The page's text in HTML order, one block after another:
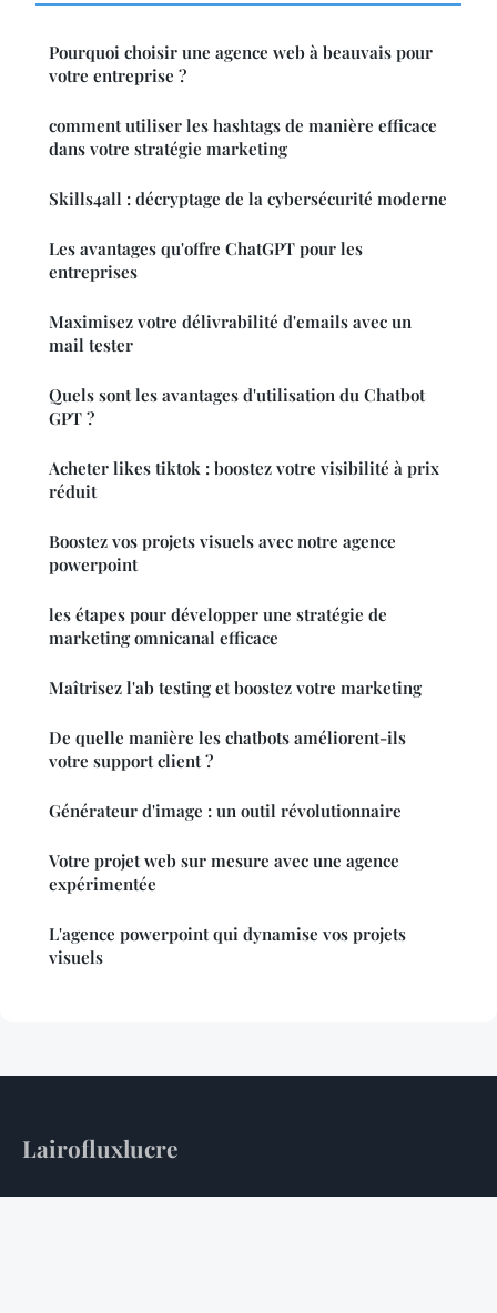
Pourquoi choisir une agence web à beauvais pour
votre entreprise ?
comment utiliser les hashtags de manière efficace
dans votre stratégie marketing
Skills4all : décryptage de la cybersécurité moderne
Les avantages qu'offre ChatGPT pour les
entreprises
Maximisez votre délivrabilité d'emails avec un
mail tester
Quels sont les avantages d'utilisation du Chatbot
GPT ?
Acheter likes tiktok : boostez votre visibilité à prix
réduit
Boostez vos projets visuels avec notre agence
powerpoint
les étapes pour développer une stratégie de
marketing omnicanal efficace
Maîtrisez l'ab testing et boostez votre marketing
De quelle manière les chatbots améliorent-ils
votre support client ?
Générateur d'image : un outil révolutionnaire
Votre projet web sur mesure avec une agence
expérimentée
L'agence powerpoint qui dynamise vos projets
visuels
Lairofluxlucre